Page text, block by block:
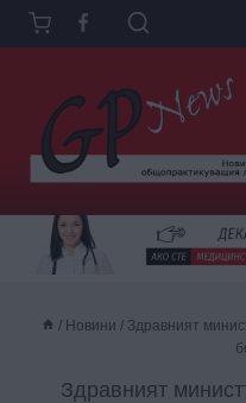
Към
съдържанието
/ Новини / Здравният
Здравният